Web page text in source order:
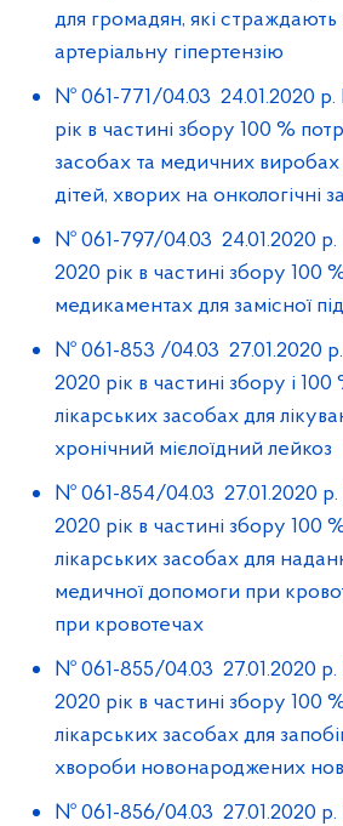
для громадян, які страждають
артеріальну гіпертензію
№ 061-771/04.03 24.01.2020 р.
рік в частині збору 100 %
засобах та медичних виробах
дітей, хворих на онкологічні
№ 061-797/04.03 24.01.2020
2020 рік в частині збору 100
медикаментах для замісної
№ 061-853 /04.03 27.01.2020
2020 рік в частині збору і
лікарських засобах для
хронічний мієлоїдний лейкоз
№ 061-854/04.03 27.01.2020 р.
2020 рік в частині збору 100
лікарських засобах для
медичної допомоги при
при кровотечах
№ 061-855/04.03 27.01.2020 р.
2020 рік в частині збору 100
лікарських засобах для
хвороби новонароджених
№ 061-856/04.03 27.01.2020 р.